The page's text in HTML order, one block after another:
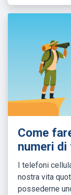
Come
numeri
I telefoni
nostra vita
possederne